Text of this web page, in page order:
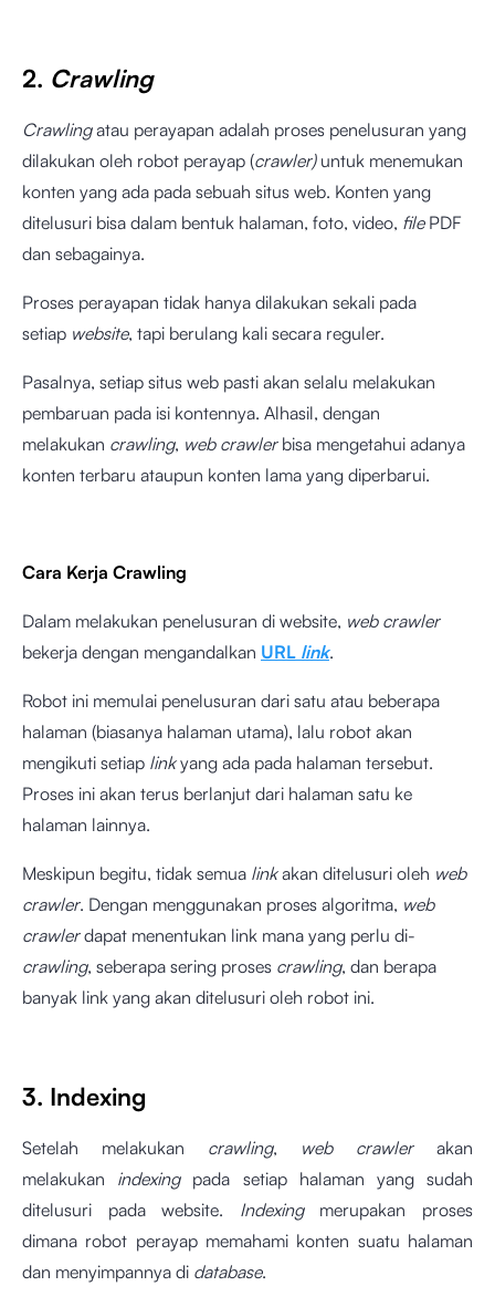
2. Crawling
Crawlingatau perayapan adalah proses penelusuran yang
dilakukan oleh robot perayap (crawler)untuk menemukan
konten yang ada pada sebuah situs web. Konten yang
ditelusuri bisa dalam bentuk halaman, foto, video, file PDF
dan sebagainya.
Proses perayapan tidak hanya dilakukan sekali pada
setiap website, tapi berulang kali secara reguler.
Pasalnya, setiap situs web pasti akan selalu melakukan
pembaruan pada isi kontennya. Alhasil, dengan
melakukan crawling, web crawler bisa mengetahui adanya
konten terbaru ataupun konten lama yang diperbarui.
Cara Kerja Crawling
Dalam melakukan penelusuran di website, web crawler
bekerja dengan mengandalkan URL link.
Robot ini memulai penelusuran dari satu atau beberapa
halaman (biasanya halaman utama), lalu robot akan
mengikuti setiap linkyang ada pada halaman tersebut.
Proses ini akan terus berlanjut dari halaman satu ke
halaman lainnya.
Meskipun begitu, tidak semua linkakan ditelusuri oleh web
crawler. Dengan menggunakan proses algoritma, web
crawlerdapat menentukan link mana yang perlu di-
crawling, seberapa sering proses crawling, dan berapa
banyak link yang akan ditelusuri oleh robot ini.
3. Indexing
Setelah melakukan crawling, web crawlerakan
melakukan indexingpada setiap halaman yang sudah
ditelusuri pada website. Indexingmerupakan proses
dimana robot perayap memahami konten suatu halaman
dan menyimpannya di database.